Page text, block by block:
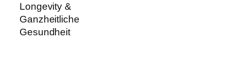
Longevity &
Ganzheitliche
Gesundheit